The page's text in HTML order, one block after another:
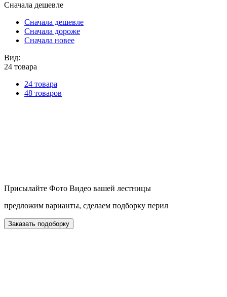
Сначала дешевле
Сначала дешевле
Сначала дороже
Сначала новее
Вид:
24 товара
24 товара
48 товаров
Присылайте Фото Видео вашей лестницы
предложим варианты, сделаем подборку перил
Заказать подоборку